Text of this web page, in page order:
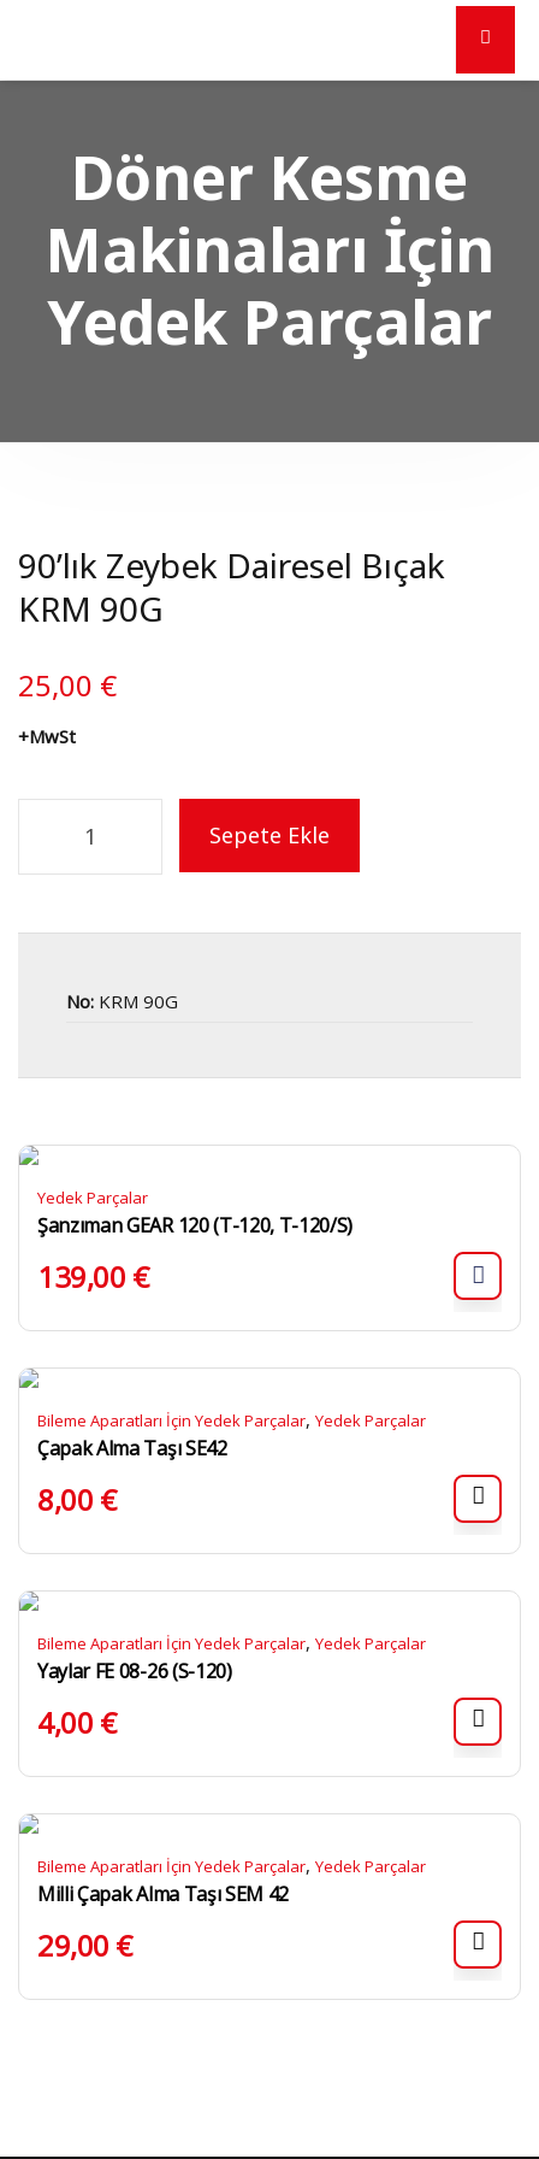
Döner Kesme
Makinaları İçin
Yedek Parçalar
90’lık Zeybek Dairesel Bıçak
KRM 90G
25,00 €
+MwSt
Sepete Ekle
No: KRM 90G
Yedek Parçalar
Şanzıman GEAR 120 (T-120, T-120/S)
139,00 €
Bileme Aparatları İçin Yedek Parçalar, Yedek Parçalar
Çapak Alma Taşı SE42
8,00 €
Bileme Aparatları İçin Yedek Parçalar, Yedek Parçalar
Yaylar FE 08-26 (S-120)
4,00 €
Bileme Aparatları İçin Yedek Parçalar, Yedek Parçalar
Milli Çapak Alma Taşı SEM 42
29,00 €